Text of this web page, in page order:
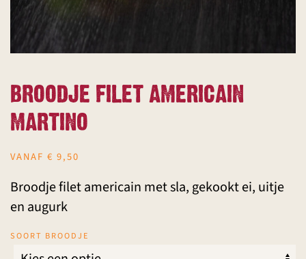
BROODJE FILET AMERICAIN
MARTINO
VANAF € 9,50
Broodje filet americain met sla, gekookt ei, uitje
en augurk
SOORT BROODJE